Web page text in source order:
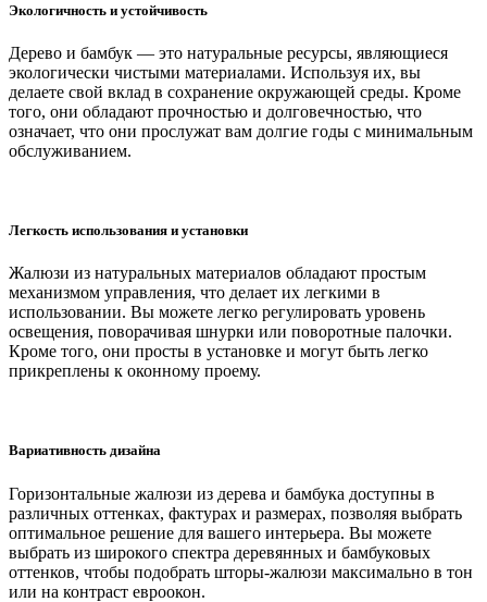
Экологичность и устойчивость
Дерево и бамбук — это натуральные ресурсы, являющиеся
экологически чистыми материалами. Используя их, вы
делаете свой вклад в сохранение окружающей среды. Кроме
того, они обладают прочностью и долговечностью, что
означает, что они прослужат вам долгие годы с минимальным
обслуживанием.
Легкость использования и установки
Жалюзи из натуральных материалов обладают простым
механизмом управления, что делает их легкими в
использовании. Вы можете легко регулировать уровень
освещения, поворачивая шнурки или поворотные палочки.
Кроме того, они просты в установке и могут быть легко
прикреплены к оконному проему.
Вариативность дизайна
Горизонтальные жалюзи из дерева и бамбука доступны в
различных оттенках, фактурах и размерах, позволяя выбрать
оптимальное решение для вашего интерьера. Вы можете
выбрать из широкого спектра деревянных и бамбуковых
оттенков, чтобы подобрать шторы-жалюзи максимально в тон
или на контраст евроокон.